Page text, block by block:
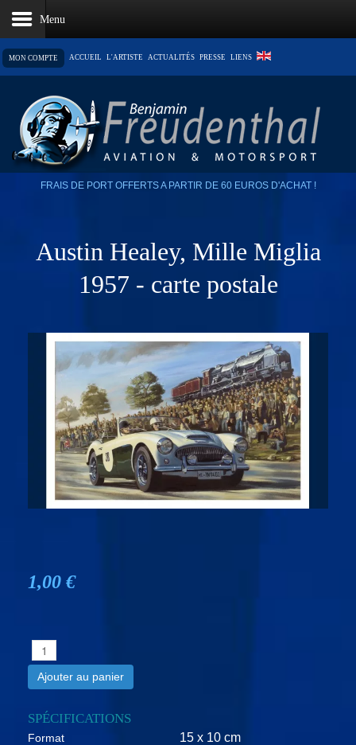
MON COMPTE ACCUEIL L'ARTISTE ACTUALITÉS PRESSE LIENS
FRAIS DE PORT OFFERTS A PARTIR DE 60 EUROS D'ACHAT !
Austin Healey, Mille Miglia
1957 - carte postale
1,00 €
Ajouter au panier
SPÉCIFICATIONS
Format 15 x 10 cm